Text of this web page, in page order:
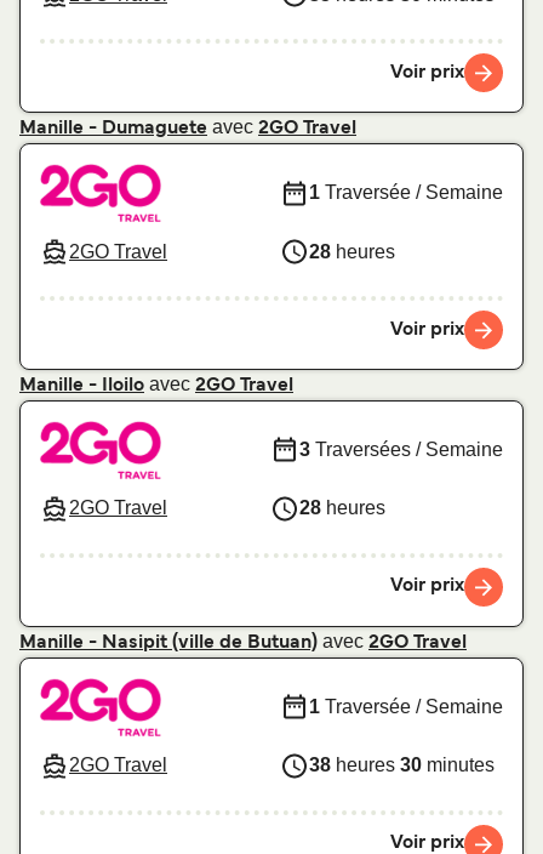
Voir prix
Manille - Dumaguete avec 2GO Travel
2GO Travel
1 Traversée / Semaine
28 heures
Voir prix
Manille - Iloilo avec 2GO Travel
2GO Travel
3 Traversées / Semaine
28 heures
Voir prix
Manille - Nasipit (ville de Butuan) avec 2GO Travel
2GO Travel
1 Traversée / Semaine
38 heures 30 minutes
Voir prix